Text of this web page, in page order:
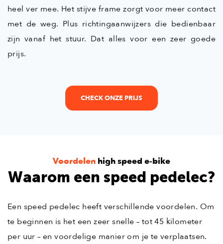
heel ver mee. Het stijve frame zorgt voor meer contact
met de weg. Plus richtingaanwijzers die bedienbaar
zijn vanaf het stuur. Dat alles voor een zeer goede
prijs.
CHECK ONZE PRIJS
Voordelen high speed e-bike
Waarom een speed pedelec?
Een speed pedelec heeft verschillende voordelen. Om
te beginnen is het een zeer snelle – tot 45 kilometer
per uur – en voordelige manier om je te verplaatsen.